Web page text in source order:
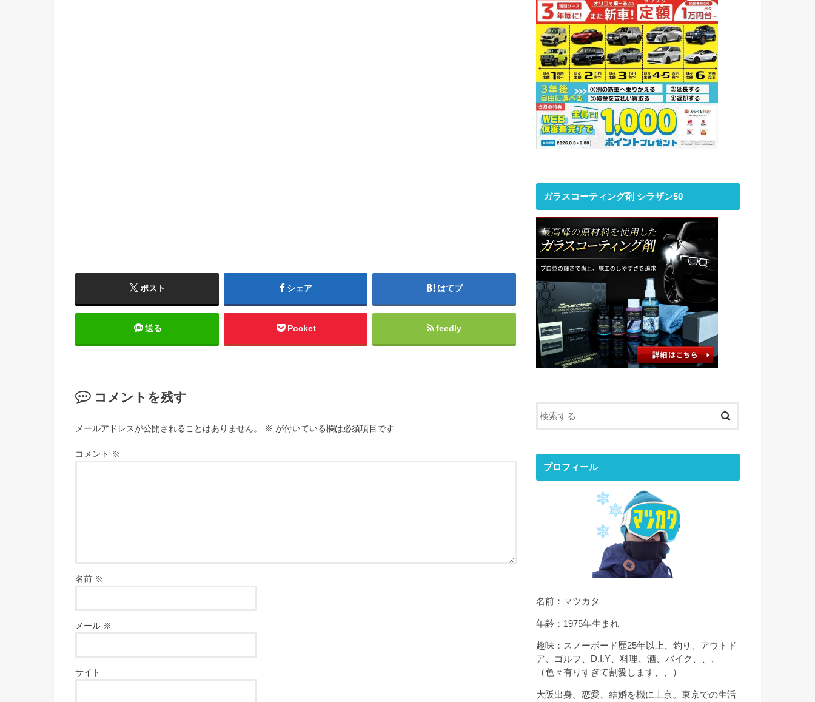
ポスト シェア はてブ
送る Pocket feedly
コメントを残す
メールアドレスが公開されることはありません。 ※ が付いている欄は必須項目です
コメント ※
名前 ※
メール ※
サイト
ガラスコーティング剤 シラザン50
プロフィール
名前：マツカタ
年齢：1975年生まれ
趣味：スノーボード歴25年以上、釣り、アウトド
ア、ゴルフ、D.I.Y、料理、酒、バイク、、、
（色々有りすぎて割愛します、、）
大阪出身。恋愛、結婚を機に上京。東京での生活